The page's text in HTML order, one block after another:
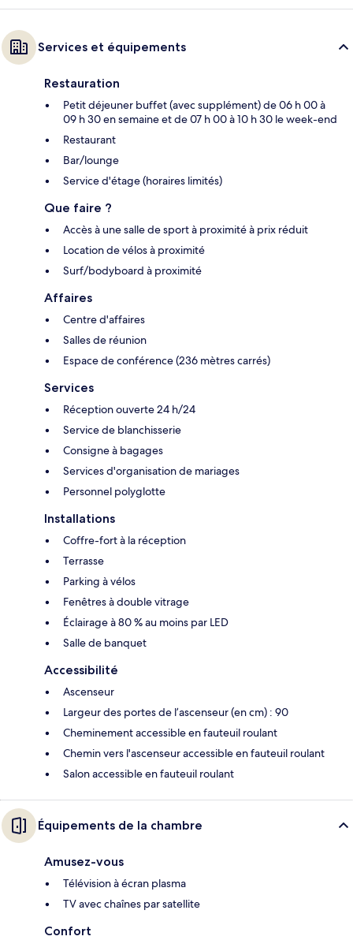
Services et équipements
Restauration
Petit déjeuner buffet (avec supplément) de 06 h 00 à
09 h 30 en semaine et de 07 h 00 à 10 h 30 le week-end
Restaurant
Bar/lounge
Service d'étage (horaires limités)
Que faire ?
Accès à une salle de sport à proximité à prix réduit
Location de vélos à proximité
Surf/bodyboard à proximité
Affaires
Centre d'affaires
Salles de réunion
Espace de conférence (236 mètres carrés)
Services
Réception ouverte 24 h/24
Service de blanchisserie
Consigne à bagages
Services d'organisation de mariages
Personnel polyglotte
Installations
Coffre-fort à la réception
Terrasse
Parking à vélos
Fenêtres à double vitrage
Éclairage à 80 % au moins par LED
Salle de banquet
Accessibilité
Ascenseur
Largeur des portes de l’ascenseur (en cm) : 90
Cheminement accessible en fauteuil roulant
Chemin vers l'ascenseur accessible en fauteuil roulant
Salon accessible en fauteuil roulant
Équipements de la chambre
Amusez-vous
Télévision à écran plasma
TV avec chaînes par satellite
Confort